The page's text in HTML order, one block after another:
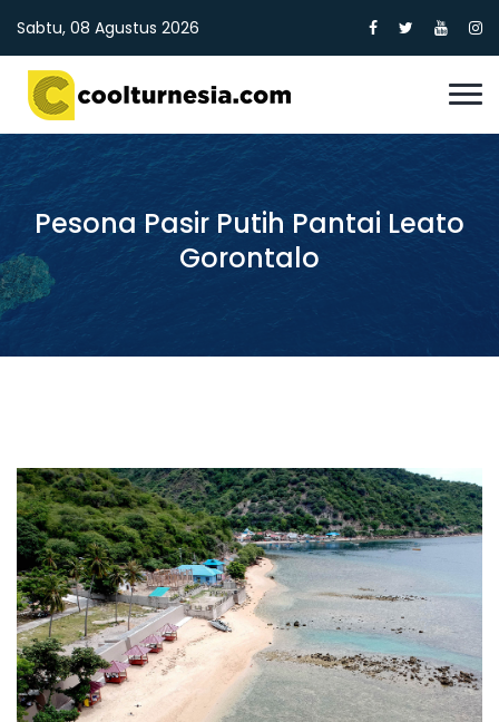
Sabtu, 08 Agustus 2026
Pesona Pasir Putih Pantai Leato
Gorontalo